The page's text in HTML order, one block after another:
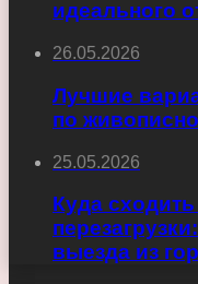
идеального
26.05.2026
Лучшие
по
25.05.2026
Куда
выезда из